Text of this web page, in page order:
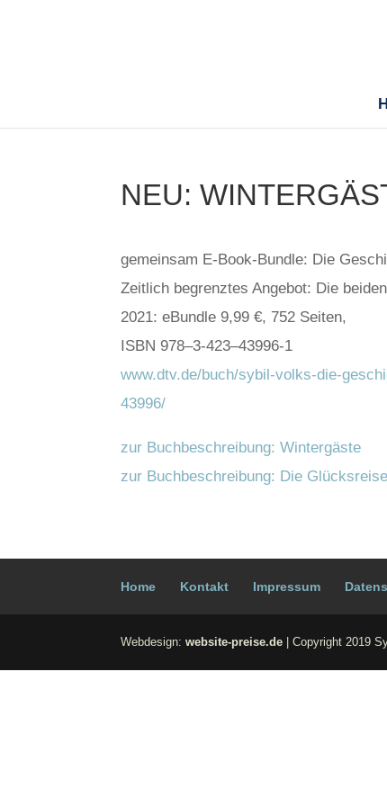
NEU:
gemein­sam E‑Book-Bund­le: Die
Zeit­lich begrenz­tes Ange­bot: Die
2021: eBund­le 9,99 €, 752 Sei­ten,
ISBN 978–3‑423–43996‑1
www.dtv.de/buch/sybil-volks-die-
43996/
zur Buch­be­schrei­bung: Win­ter­gäs­te
zur Buch­be­schrei­bung: Die
Home Kon­takt Impres­sum
Webdesign:website-preise.de | Copyright 2019